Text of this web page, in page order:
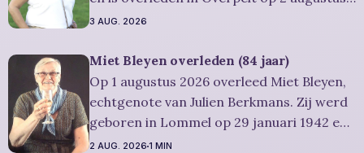
2026. Ze was woonachtig in Lommel en
afscheidsplechtigheid vindt plaats in
besloten kring. Er is gelegenheid om in alle
rust
3 AUG. 2026
Miet Bleyen overleden (84 jaar)
Op 1 augustus 2026 overleed Miet Bleyen,
echtgenote van Julien Berkmans. Zij werd
geboren in Lommel op 29 januari 1942 en
is overleden in Lommel op 1 augustus
2 AUG. 2026 1 MIN